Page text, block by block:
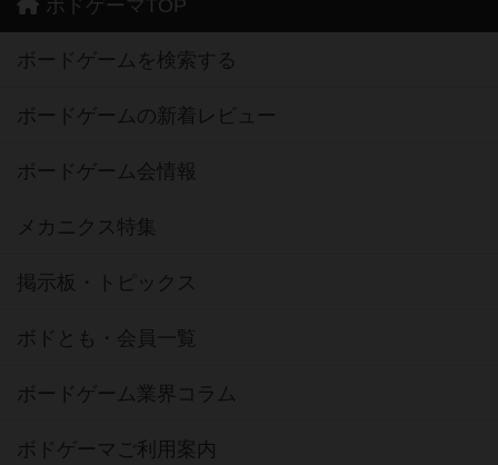
ボドゲーマTOP
ボードゲームを検索する
ボードゲームの新着レビュー
ボードゲーム会情報
メカニクス特集
掲示板・トピックス
ボドとも・会員一覧
ボードゲーム業界コラム
ボドゲーマご利用案内